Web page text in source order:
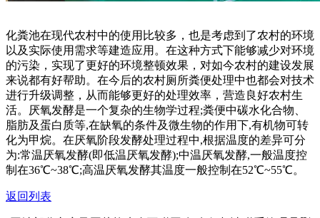
化粪池在现代农村中的使用比较多，也是考虑到了农村的环境
以及实际使用需求等建造应用。在这种方式下能够减少对环境
的污染，实现了更好的环境整顿效果，对如今农村的建设发展
来说都有好帮助。在今后的农村厕所粪便处理中也都会对技术
进行升级调整，从而能够更好的处理效率，营造良好农村生
活。厌氧发酵是一个复杂的生物学过程;粪便中碳水化合物、
脂肪及蛋白质等,在缺氧的条件及微生物的作用下,有机物可转
化为甲烷。在厌氧阶段发酵处理过程中,根据温度的差异可分
为:常温厌氧发酵(即低温厌氧发酵);中温厌氧发酵,一般温度控
制在36℃~38℃;高温厌氧发酵其温度一般控制在52℃~55℃。
返回列表